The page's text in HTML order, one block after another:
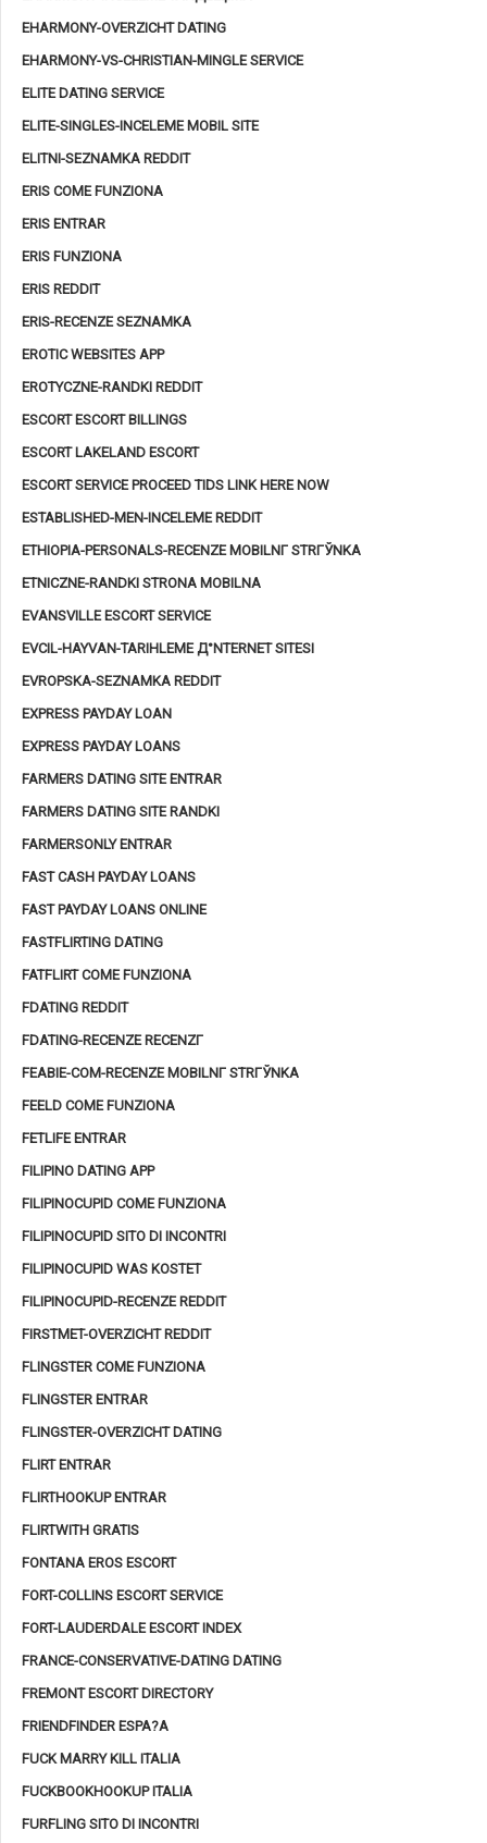
EHARMONY-OVERZICHT DATING
EHARMONY-VS-CHRISTIAN-MINGLE SERVICE
ELITE DATING SERVICE
ELITE-SINGLES-INCELEME MOBIL SITE
ELITNI-SEZNAMKA REDDIT
ERIS COME FUNZIONA
ERIS ENTRAR
ERIS FUNZIONA
ERIS REDDIT
ERIS-RECENZE SEZNAMKA
EROTIC WEBSITES APP
EROTYCZNE-RANDKI REDDIT
ESCORT ESCORT BILLINGS
ESCORT LAKELAND ESCORT
ESCORT SERVICE PROCEED TIDS LINK HERE NOW
ESTABLISHED-MEN-INCELEME REDDIT
ETHIOPIA-PERSONALS-RECENZE MOBILNГ­ STRГЎNKA
ETNICZNE-RANDKI STRONA MOBILNA
EVANSVILLE ESCORT SERVICE
EVCIL-HAYVAN-TARIHLEME Д°NTERNET SITESI
EVROPSKA-SEZNAMKA REDDIT
EXPRESS PAYDAY LOAN
EXPRESS PAYDAY LOANS
FARMERS DATING SITE ENTRAR
FARMERS DATING SITE RANDKI
FARMERSONLY ENTRAR
FAST CASH PAYDAY LOANS
FAST PAYDAY LOANS ONLINE
FASTFLIRTING DATING
FATFLIRT COME FUNZIONA
FDATING REDDIT
FDATING-RECENZE RECENZГ­
FEABIE-COM-RECENZE MOBILNГ­ STRГЎNKA
FEELD COME FUNZIONA
FETLIFE ENTRAR
FILIPINO DATING APP
FILIPINOCUPID COME FUNZIONA
FILIPINOCUPID SITO DI INCONTRI
FILIPINOCUPID WAS KOSTET
FILIPINOCUPID-RECENZE REDDIT
FIRSTMET-OVERZICHT REDDIT
FLINGSTER COME FUNZIONA
FLINGSTER ENTRAR
FLINGSTER-OVERZICHT DATING
FLIRT ENTRAR
FLIRTHOOKUP ENTRAR
FLIRTWITH GRATIS
FONTANA EROS ESCORT
FORT-COLLINS ESCORT SERVICE
FORT-LAUDERDALE ESCORT INDEX
FRANCE-CONSERVATIVE-DATING DATING
FREMONT ESCORT DIRECTORY
FRIENDFINDER ESPA?A
FUCK MARRY KILL ITALIA
FUCKBOOKHOOKUP ITALIA
FURFLING SITO DI INCONTRI